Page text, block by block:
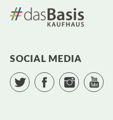
SOCIAL MEDIA
Twitter Facebook Instagram